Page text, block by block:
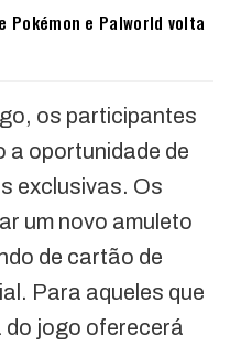
Pokémon e Palworld volta
os participantes
a oportunidade de
exclusivas. Os
um novo amuleto
de cartão de
Para aqueles que
do jogo oferecerá